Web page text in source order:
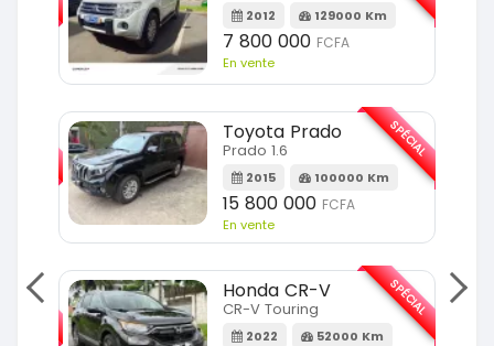
SPÉCIAL
2012 129000 Km
7 800 000 FCFA
En vente
Toyota Prado
Prado 1.6
2015 100000 Km
15 800 000 FCFA
En vente
SPÉCIAL
Honda CR-V
CR-V Touring
2022 52000 Km
SPÉCIAL